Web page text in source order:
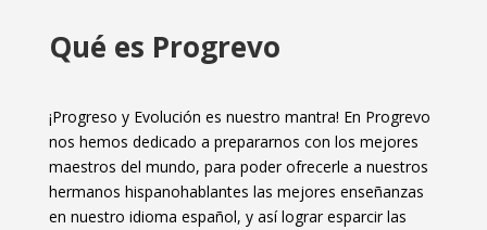
Qué es Progrevo
¡Progreso y Evolución es nuestro mantra! En Progrevo
nos hemos dedicado a prepararnos con los mejores
maestros del mundo, para poder ofrecerle a nuestros
hermanos hispanohablantes las mejores enseñanzas
en nuestro idioma español, y así lograr esparcir las